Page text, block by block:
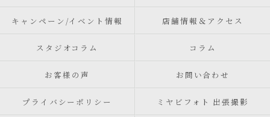
キャンペーン/イベント情報 店舗情報＆アクセス
スタジオコラム コラム
お客様の声 お問い合わせ
プライバシーポリシー ミヤビフォト 出張撮影